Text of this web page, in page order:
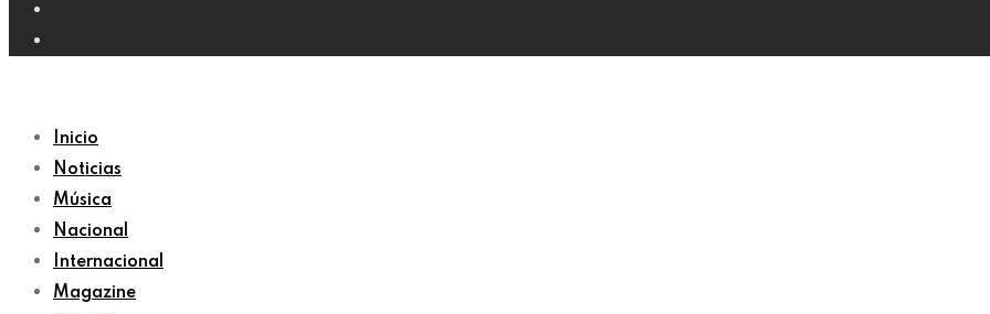
Inicio
Noticias
Música
Nacional
Internacional
Magazine